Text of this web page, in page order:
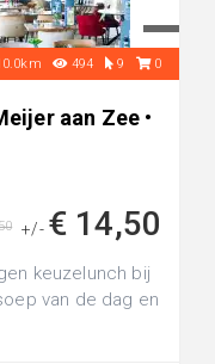
494 9 0
aan Zee •
+/- € 14,50
keuzelunch bij
van de dag en